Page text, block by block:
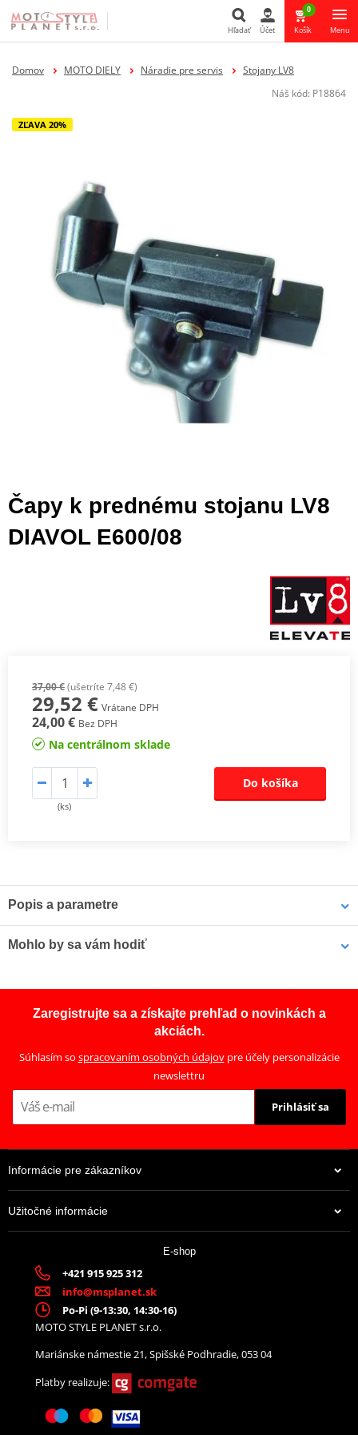
Hľadať Účet
0
Košík Menu
Domov MOTO DIELY Náradie pre servis
Stojany LV8
Náš kód: P18864
ZĽAVA 20%
Čapy k prednému stojanu LV8
DIAVOL E600/08
37,00 €(ušetríte 7,48 €)
29,52 € Vrátane DPH
24,00 € Bez DPH
Na centrálnom sklade
(ks)
Do košíka
Popis a parametre
Mohlo by sa vám hodiť
Na objednávku
Zaregistrujte sa a získajte prehľad o novinkách a
akciách.
Súhlasím so spracovaním osobných údajovpre účely personalizácie
newslettru
Prihlásiť sa
Informácie pre zákazníkov
Užitočné informácie
E-shop
+421 915 925 312
info@msplanet.sk
Po-Pi (9-13:30, 14:30-16)
MOTO STYLE PLANET s.r.o.
Mariánske námestie 21, Spišské Podhradie, 053 04
Platby realizuje: